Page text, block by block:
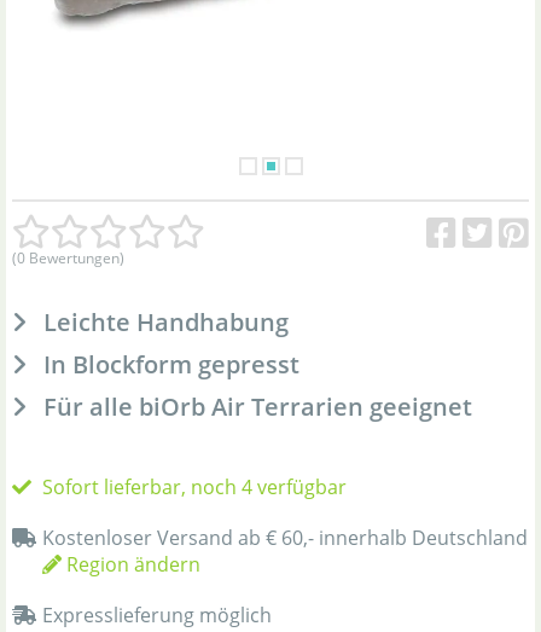
(0 Bewertungen)
Leichte Handhabung
In Blockform gepresst
Für alle biOrb Air Terrarien geeignet
Sofort lieferbar, noch 4 verfügbar
Kostenloser Versand ab € 60,- innerhalb Deutschland
Region ändern
Expresslieferung möglich